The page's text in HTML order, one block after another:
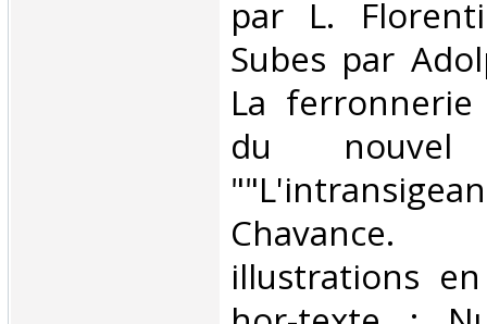
par L.
Subes par
La
du
Chavance.
illustrations